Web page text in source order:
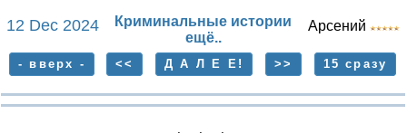
12 Dec 2024
Криминальные истории
ещё..
Арсений
- вверх - << Д А Л Е Е! >> 15 сразу